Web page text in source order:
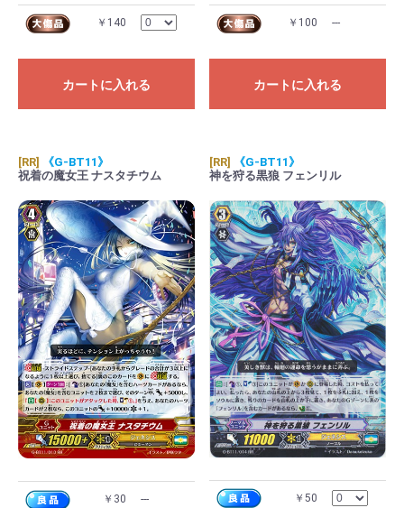
￥140
カートに入れる
￥100 ---
カートに入れる
[RR]
《G-BT11》
祝着の魔女王 ナスタチウム
￥30 ---
[RR]
《G-BT11》
神を狩る黒狼 フェンリル
￥50